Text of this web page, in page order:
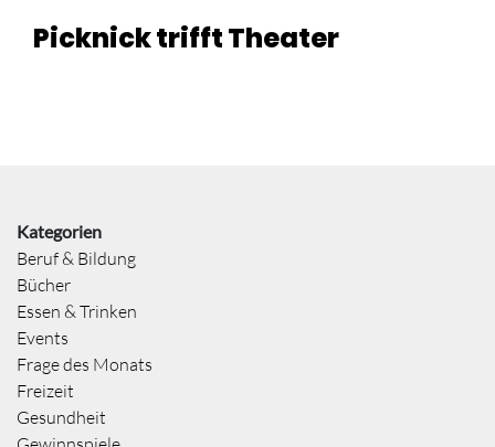
Picknick trifft Theater
Kategorien
Beruf & Bildung
Bücher
Essen & Trinken
Events
Frage des Monats
Freizeit
Gesundheit